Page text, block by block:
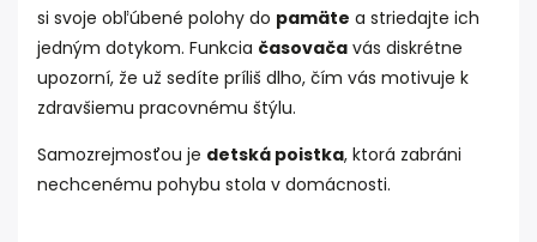
si svoje obľúbené polohy do pamäte a striedajte ich
jedným dotykom. Funkcia časovača vás diskrétne
upozorní, že už sedíte príliš dlho, čím vás motivuje k
zdravšiemu pracovnému štýlu.
Samozrejmosťou je detská poistka, ktorá zabráni
nechcenému pohybu stola v domácnosti.